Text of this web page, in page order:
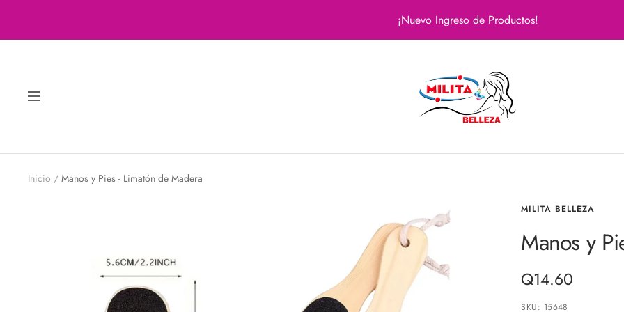
¡Nuevo Ingreso de Productos!
Navigación
Belleza
Inicio Manos y Pies - Limatón de Madera
MILITA BELLEZA
Manos y
Precio
de
Q14.60
SKU: 15648